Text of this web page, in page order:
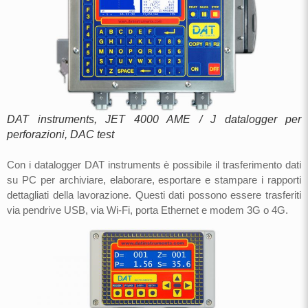
DAT instruments, JET 4000 AME / J datalogger per
perforazioni, DAC test
Con i datalogger DAT instruments è possibile il trasferimento dati
su PC per archiviare, elaborare, esportare e stampare i rapporti
dettagliati della lavorazione. Questi dati possono essere trasferiti
via pendrive USB, via Wi-Fi, porta Ethernet e modem 3G o 4G.